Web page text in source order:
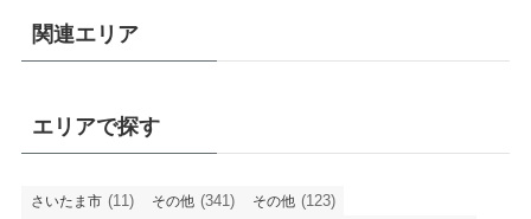
関連エリア
エリアで探す
さいたま市 (11) その他 (341) その他 (123)